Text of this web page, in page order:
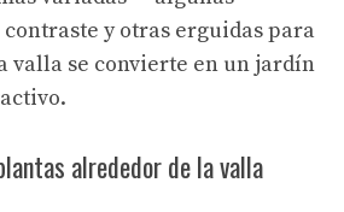
y otras erguidas para
valla se convierte en un jardín
alrededor de la valla